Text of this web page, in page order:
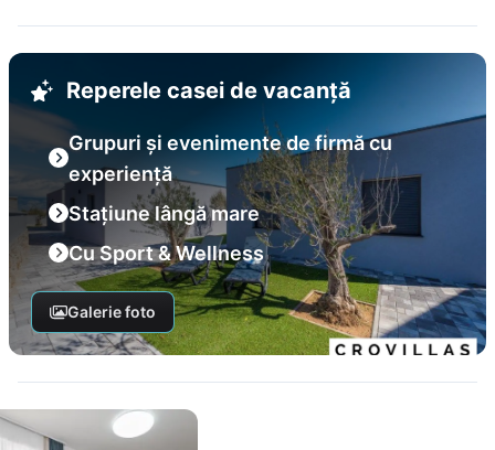
Reperele casei de vacanță
Grupuri și evenimente de firmă cu
experiență
Stațiune lângă mare
Cu Sport & Wellness
Galerie foto